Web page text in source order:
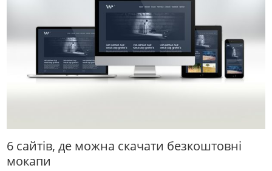
6 сайтів, де можна скачати безкоштовні
мокапи